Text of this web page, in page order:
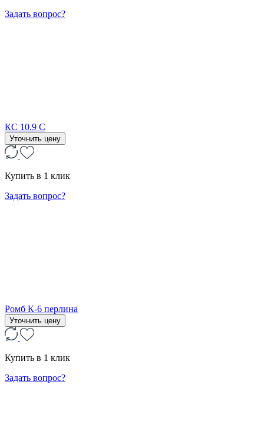
Задать вопрос?
КС 10.9 С
Уточнить цену
Купить в 1 клик
Задать вопрос?
Ромб К-6 перлина
Уточнить цену
Купить в 1 клик
Задать вопрос?